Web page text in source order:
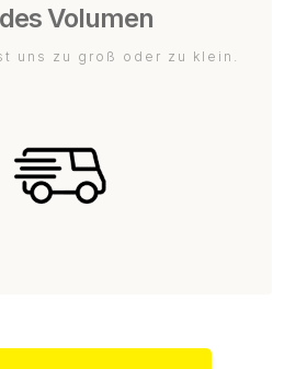
Volumen
uns zu groß oder zu klein.